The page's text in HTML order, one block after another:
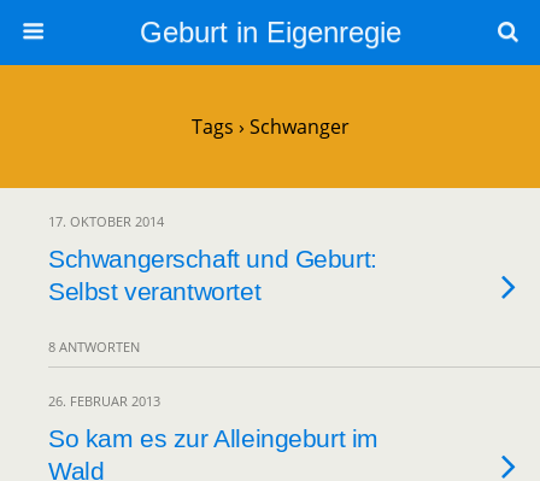
Geburt in Eigenregie
Tags › Schwanger
17. OKTOBER 2014
Schwangerschaft und Geburt:
Selbst verantwortet
8 ANTWORTEN
26. FEBRUAR 2013
So kam es zur Alleingeburt im
Wald